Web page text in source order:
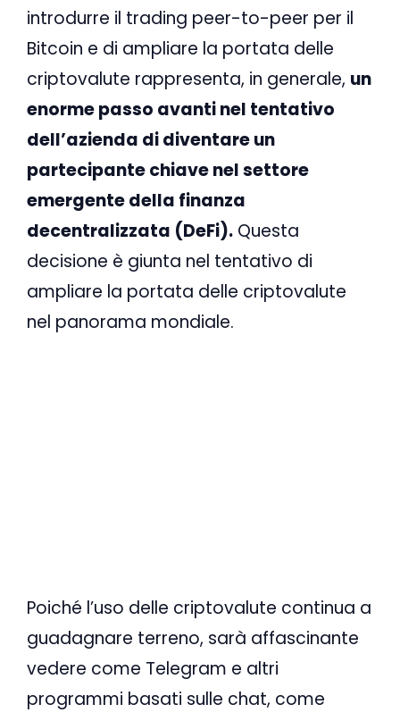
introdurre il trading peer-to-peer per il
Bitcoin e di ampliare la portata delle
criptovalute rappresenta, in generale, un
enorme passo avanti nel tentativo
dell’azienda di diventare un
partecipante chiave nel settore
emergente della finanza
decentralizzata (DeFi). Questa
decisione è giunta nel tentativo di
ampliare la portata delle criptovalute
nel panorama mondiale.
Poiché l’uso delle criptovalute continua a
guadagnare terreno, sarà affascinante
vedere come Telegram e altri
programmi basati sulle chat, come